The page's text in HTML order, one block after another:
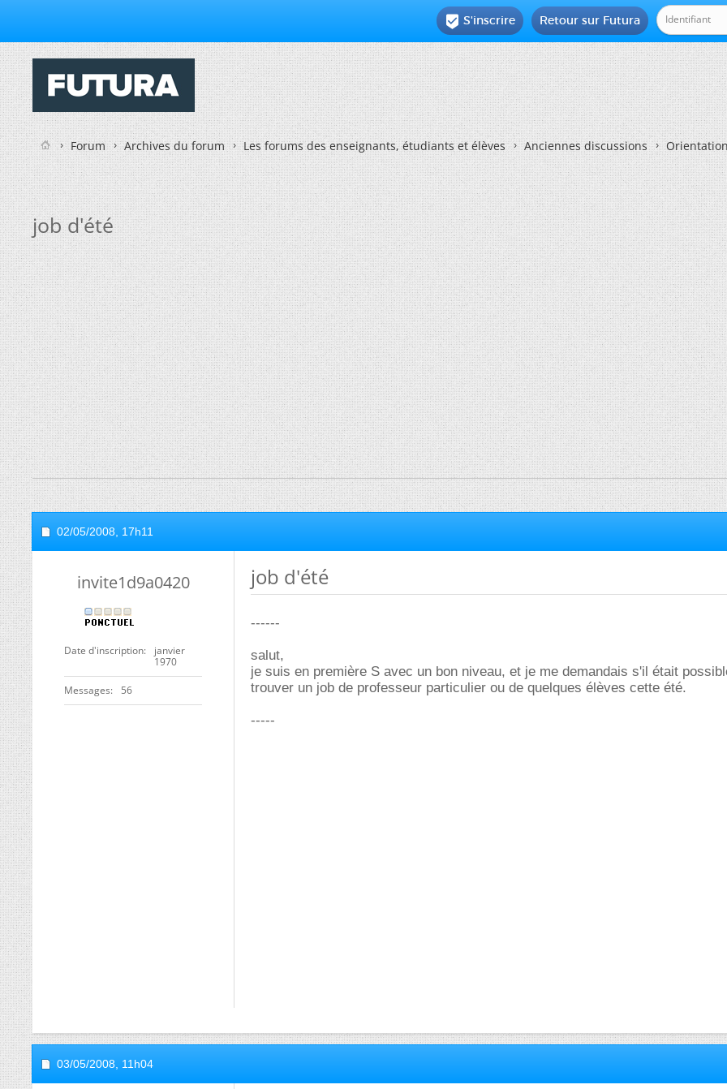
Retour sur Futura
 S'inscrire
Forum Archives du forum Les forums des enseignants, étudiants et élèves Anciennes discussions
job d'été
02/05/2008, 17h11
invite1d9a0420
Date d'inscription
janvier
1970
Messages 56
job d'été
------
salut,
je suis en première S avec un bon niveau, et je me demandais s'il était
trouver un job de professeur particulier ou de quelques élèves cette été.
-----
03/05/2008, 11h04